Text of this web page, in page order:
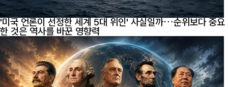
'미국 언론이 선정한 세계 5대 위인' 사실일까…순위보다 중요
한 것은 역사를 바꾼 영향력